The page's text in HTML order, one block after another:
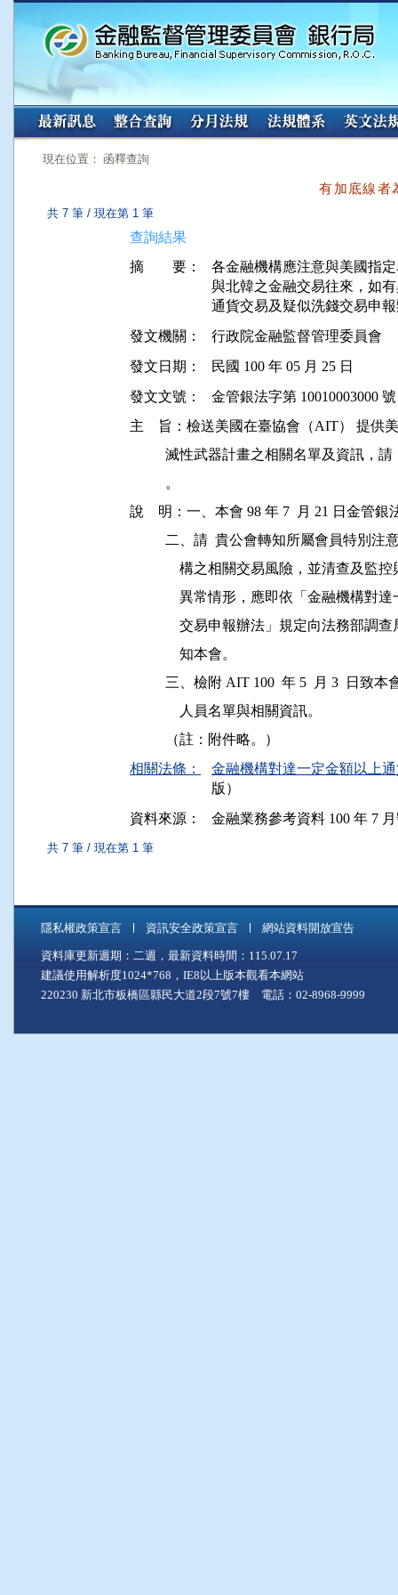
:::
現在位置： 函釋查詢
有加底線者
共 7 筆 / 現在第 1 筆
查詢結果
摘 要：
各金融機構應注意與美國指
與北韓之金融交易往來，如
發文機關：
行政院金融監督管理委員會
發文日期：
民國 100 年 05 月 25 日
發文文號：
金管銀法字第 10010003000
主    旨：檢送美國在臺協會（AIT） 提供
滅性武器計畫之相關名單及資訊
          。
說    明：一、本會 98 年 7  月 21 日金管銀
二、請  貴公會轉知所屬會員特
構之相關交易風險，並清查及
異常情形，應即依「金融機構
交易申報辦法」規定向法務部
              知本會。
三、檢附 AIT 100  年 5  月 3  日
              人員名單與相關資訊。
相關法條：
金融機構對達一定金額以上
版）
資料來源：
金融業務參考資料 100 年 7
共 7 筆 / 現在第 1 筆
隱私權政策宣言 資訊安全政策宣言 網站資料開放宣告
資料庫更新週期：二週，最新資料時間：115.07.17
建議使用解析度1024*768，IE8以上版本觀看本網站
220230 新北市板橋區縣民大道2段7號7樓 電話：02-8968-9999